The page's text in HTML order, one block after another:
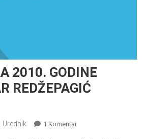
2010. GODINE
REDŽEPAGIĆ
Urednik 1 KomentarNa